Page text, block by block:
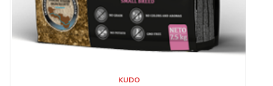
KUDO